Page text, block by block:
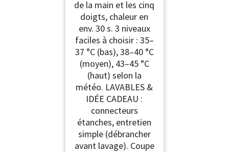
de la main et les cinq
doigts, chaleur en
env. 30 s. 3 niveaux
faciles à choisir : 35–
37 °C (bas), 38–40 °C
(moyen), 43–45 °C
(haut) selon la
météo. LAVABLES &
IDÉE CADEAU :
connecteurs
étanches, entretien
simple (débrancher
avant lavage). Coupe